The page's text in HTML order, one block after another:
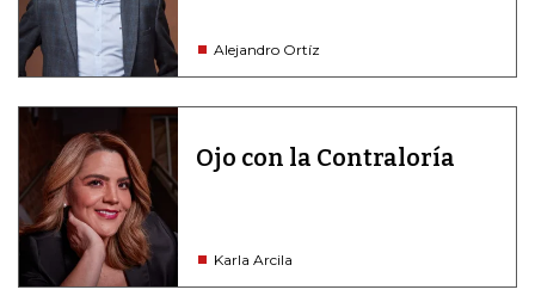
Alejandro Ortíz
Ojo con la Contraloría
Karla Arcila